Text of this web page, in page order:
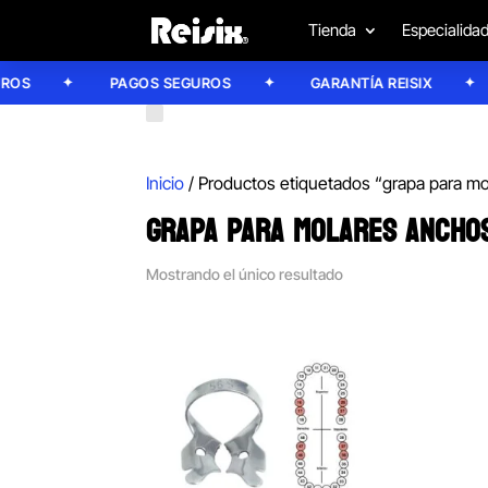
Tienda
PAGOS SEGUROS GARANTÍA REISIX
Inicio / Productos etiquetados “grapa para
GRAPA PARA MOLARES
Mostrando el único resultado